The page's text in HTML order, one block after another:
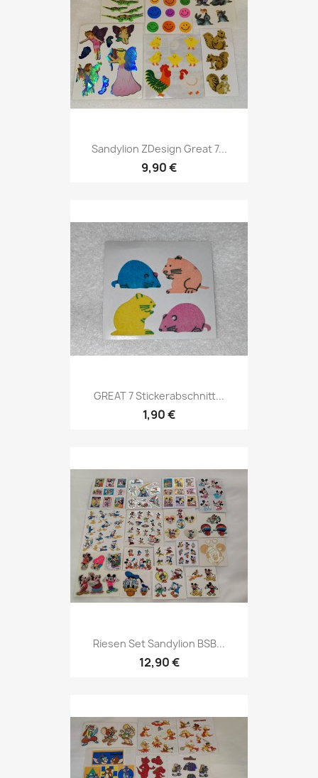
Sandylion ZDesign Great 7...
9,90 €
GREAT 7 Stickerabschnitt...
1,90 €
Riesen Set Sandylion BSB...
12,90 €